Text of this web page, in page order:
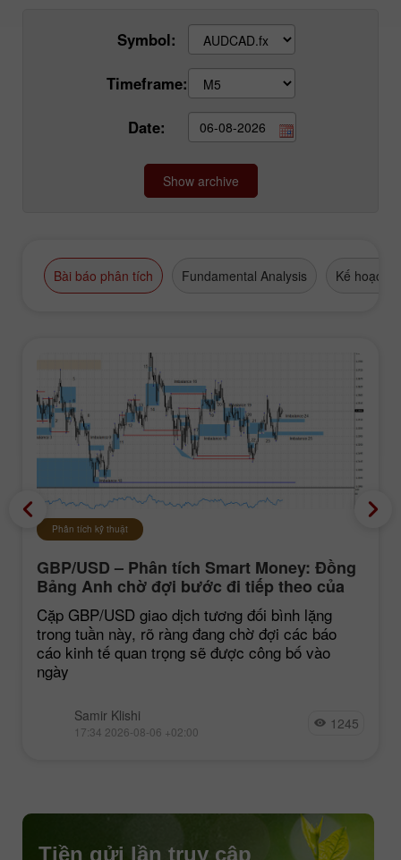
Symbol:
Timeframe:
Date:
Bài báo phân tích Fundamental Analysis Kế hoạch
Phân tích kỹ thuật
GBP/USD – Phân tích Smart Money: Đồng
Bảng Anh chờ đợi bước đi tiếp theo của
thị trường
Cặp GBP/USD giao dịch tương đối bình lặng
trong tuần này, rõ ràng đang chờ đợi các báo
cáo kinh tế quan trọng sẽ được công bố vào
ngày
Samir Klishi
17:34 2026-08-06 +02:00 1245
Tiền gửi lần truy cập